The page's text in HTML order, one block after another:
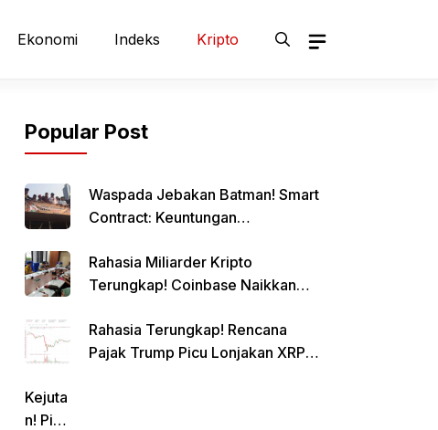
Ekonomi Indeks Kripto
Popular Post
Waspada Jebakan Batman! Smart
Contract: Keuntungan
Rahasia Miliarder Kripto
Terungkap! Coinbase Naikkan
Juta!
Rahasia Terungkap! Rencana
Pajak Trump Picu Lonjakan XRP
Kejuta
n! Pi